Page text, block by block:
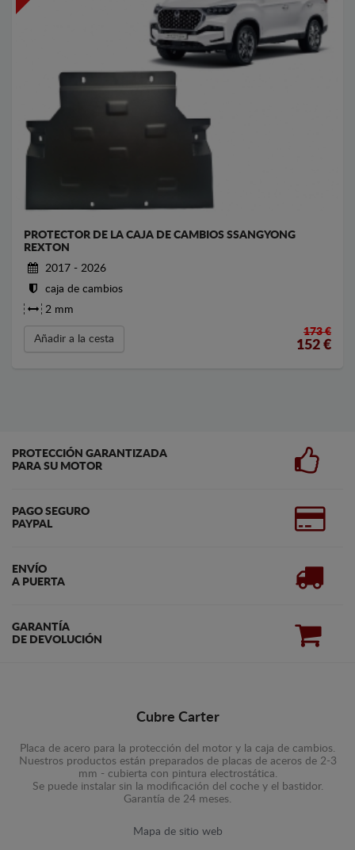
PROTECTOR DE LA CAJA DE CAMBIOS SSANGYONG
REXTON
2017 - 2026
caja de cambios
2 mm
Añadir a la cesta
173 €
152 €
PROTECCIÓN GARANTIZADA
PARA SU MOTOR
PAGO SEGURO
PAYPAL
ENVÍO
A PUERTA
GARANTÍA
DE DEVOLUCIÓN
Cubre Carter
Placa de acero para la protección del motor y la caja de cambios.
Nuestros productos están preparados de placas de aceros de 2-3
mm - cubierta con pintura electrostática.
Se puede instalar sin la modificación del coche y el bastidor.
Garantía de 24 meses.
Mapa de sitio web